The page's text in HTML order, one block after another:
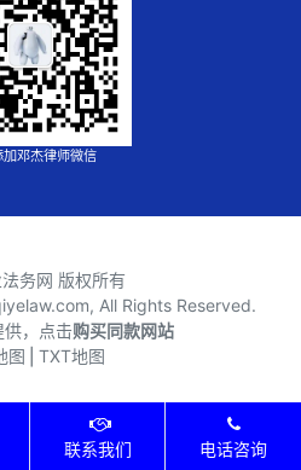
加邓杰律师微信
务网 版权所有
All Rights Reserved.
供，点击购买同款网站
图 TXT地图
联系我们 电话咨询